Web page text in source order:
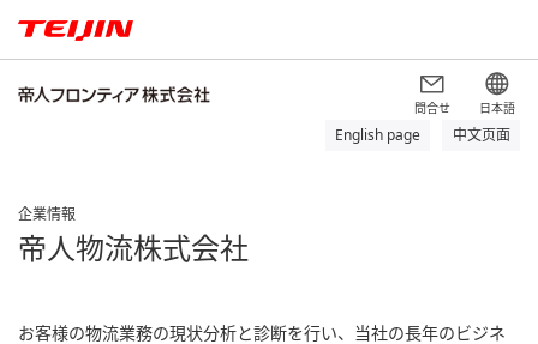
問合せ 日本語
English page 中文页面
企業情報
帝人物流株式会社
お客様の物流業務の現状分析と診断を行い、当社の長年のビジネ